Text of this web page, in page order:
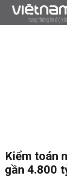
Kiểm toán
gần 4.800